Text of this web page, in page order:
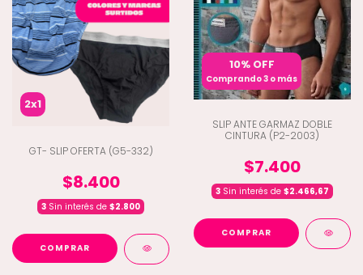
2x1
GT- SLIP OFERTA (G5-332)
$8.400
3 Sin interés de $2.800
COMPRAR
10% OFF
Comprando 3 o más
SLIP ANTE GARMAZ DOBLE
CINTURA (P2-2003)
$7.400
3 Sin interés de $2.466,67
COMPRAR